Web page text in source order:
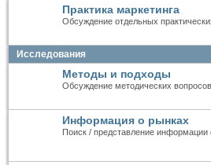
Практика маркетинга
Обсуждение отдельных
Исследования
Методы и подходы
Обсуждение методических вопросов
Информация о рынках
Поиск / представление информации